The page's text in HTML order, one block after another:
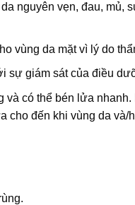
nguyên vẹn, đau, mủ,
vùng da mặt vì lý do
sự giám sát của điều
có thể bén lửa
cho đến khi vùng da